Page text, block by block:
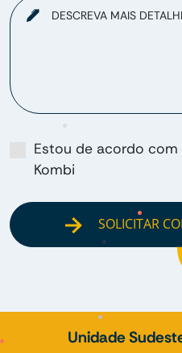
DESCREVA MAIS
Estou de acordo com
Kombi
SOLICITAR
Unidade